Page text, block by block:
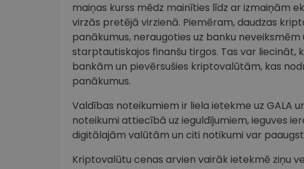
maiņas kurss mēdz mainīties līdz ar izmaiņām
virzās pretējā virzienā. Piemēram, daudzas
panākumus, neraugoties uz banku
starptautiskajos finanšu tirgos. Tas var liecināt,
bankām un pievērsušies kriptovalūtām, kas
panākumus.
Valdības noteikumiem ir liela ietekme uz GALA
noteikumi attiecībā uz ieguldījumiem, ieguves
digitālajām valūtām un citi notikumi var
Kriptovalūtu cenas arvien vairāk ietekmē ziņu